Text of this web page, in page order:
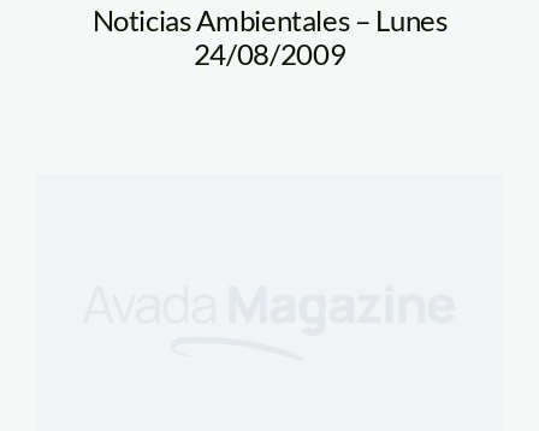
Noticias Ambientales – Lunes
24/08/2009